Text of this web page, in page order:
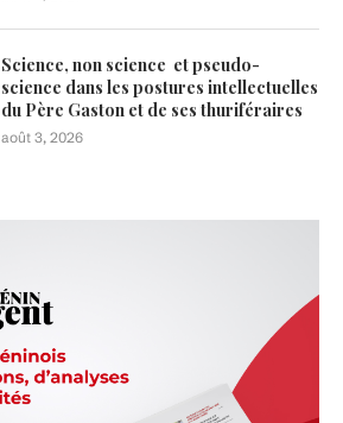
Science, non science et pseudo-
science dans les postures intellectuelles
du Père Gaston et de ses thuriféraires
août 3, 2026